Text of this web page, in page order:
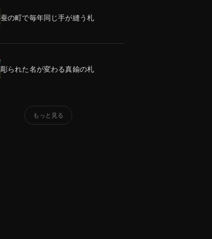
蚕の町で毎年同じ手が縫う札
彫られた名が変わる真鍮の札
もっと見る